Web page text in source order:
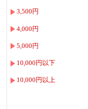
3,500円
4,000円
5,000円
10,000円以下
10,000円以上